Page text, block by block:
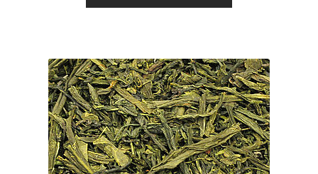
52,00 €
Voit
tehdä
valinnat
tuotteen
sivulla.